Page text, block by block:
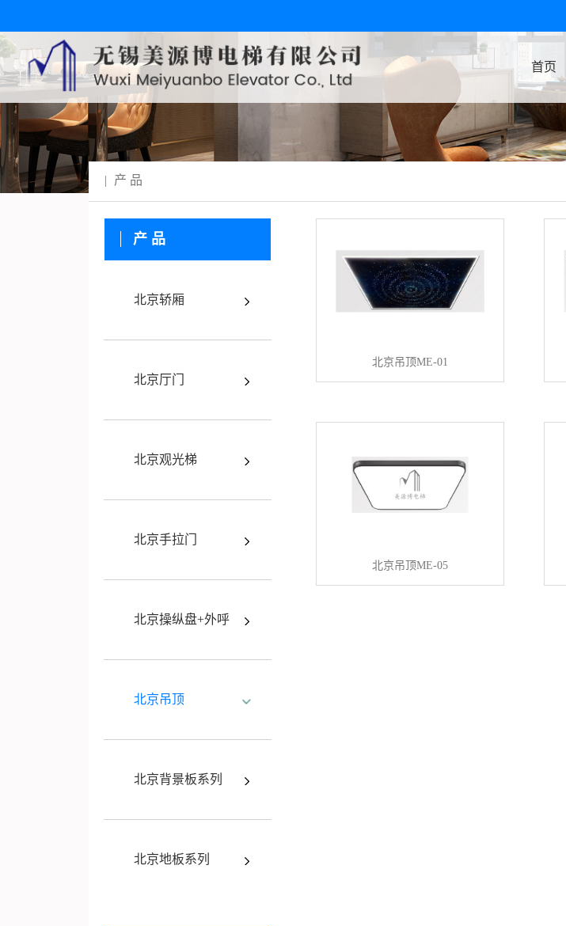
首页
产 品
产 品
北京轿厢
北京厅门
北京观光梯
北京手拉门
北京操纵盘+外呼
北京吊顶
北京背景板系列
北京地板系列
北京吊顶ME-01
北京吊顶ME-05